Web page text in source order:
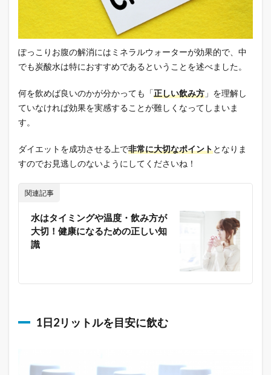
ぽっこりお腹の解消にはミネラルウォーターが効果的で、中
でも炭酸水は特におすすめであるということを述べました。
何を飲めば良いのかが分かっても「正しい飲み方 」を理解し
ていなければ効果を実感することが難しくなってしまいま
す。
ダイエットを成功させる上で非常に大切なポイントとなりま
すのでお見逃しのないようにしてくださいね！
関連記事
水はタイミングや温度・飲み方が
大切！健康になるための正しい知
識
1日2リットルを目安に飲む